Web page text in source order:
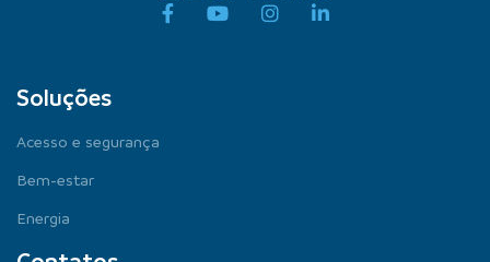
Soluções
Acesso e segurança
Bem-estar
Energia